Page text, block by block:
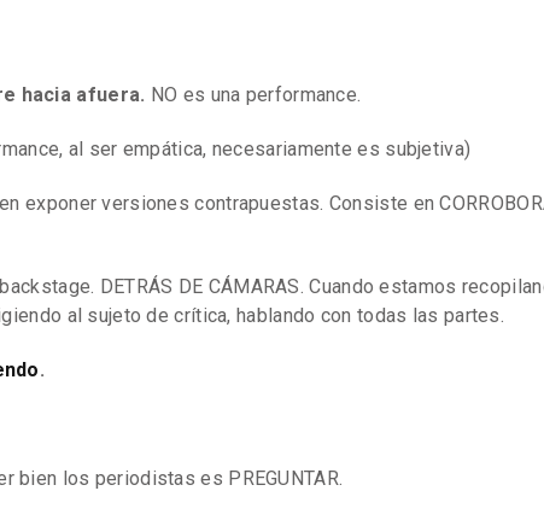
hacia afuera. NO es una performance.
al ser empática, necesariamente es subjetiva)
exponer versiones contrapuestas. Consiste en
DETRÁS DE CÁMARAS. Cuando estamos
al sujeto de crítica, hablando con todas las partes.
.
bien los periodistas es PREGUNTAR.